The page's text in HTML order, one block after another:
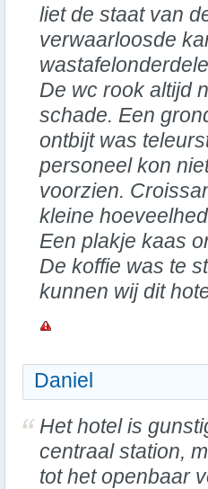
liet de staat van
verwaarloosde
De wc rook altijd
schade. Een
ontbijt was
personeel kon
voorzien.
kleine
Een plakje kaas
De koffie was te
kunnen wij dit
Daniel
Het hotel is
centraal station,
tot het openbaar